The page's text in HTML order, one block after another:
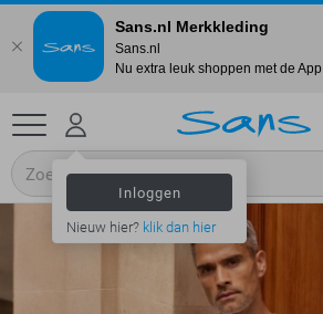
Inloggen
Nieuw hier? klik dan hier
Sans.nl Merkkleding
Sans.nl
Nu extra leuk shoppen met de App.